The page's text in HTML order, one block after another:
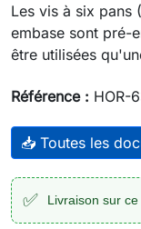
Les vis à six pans
embase sont pré-
être utilisées
Référence : HOR-
📥 Toutes les
✅ Livraison sur